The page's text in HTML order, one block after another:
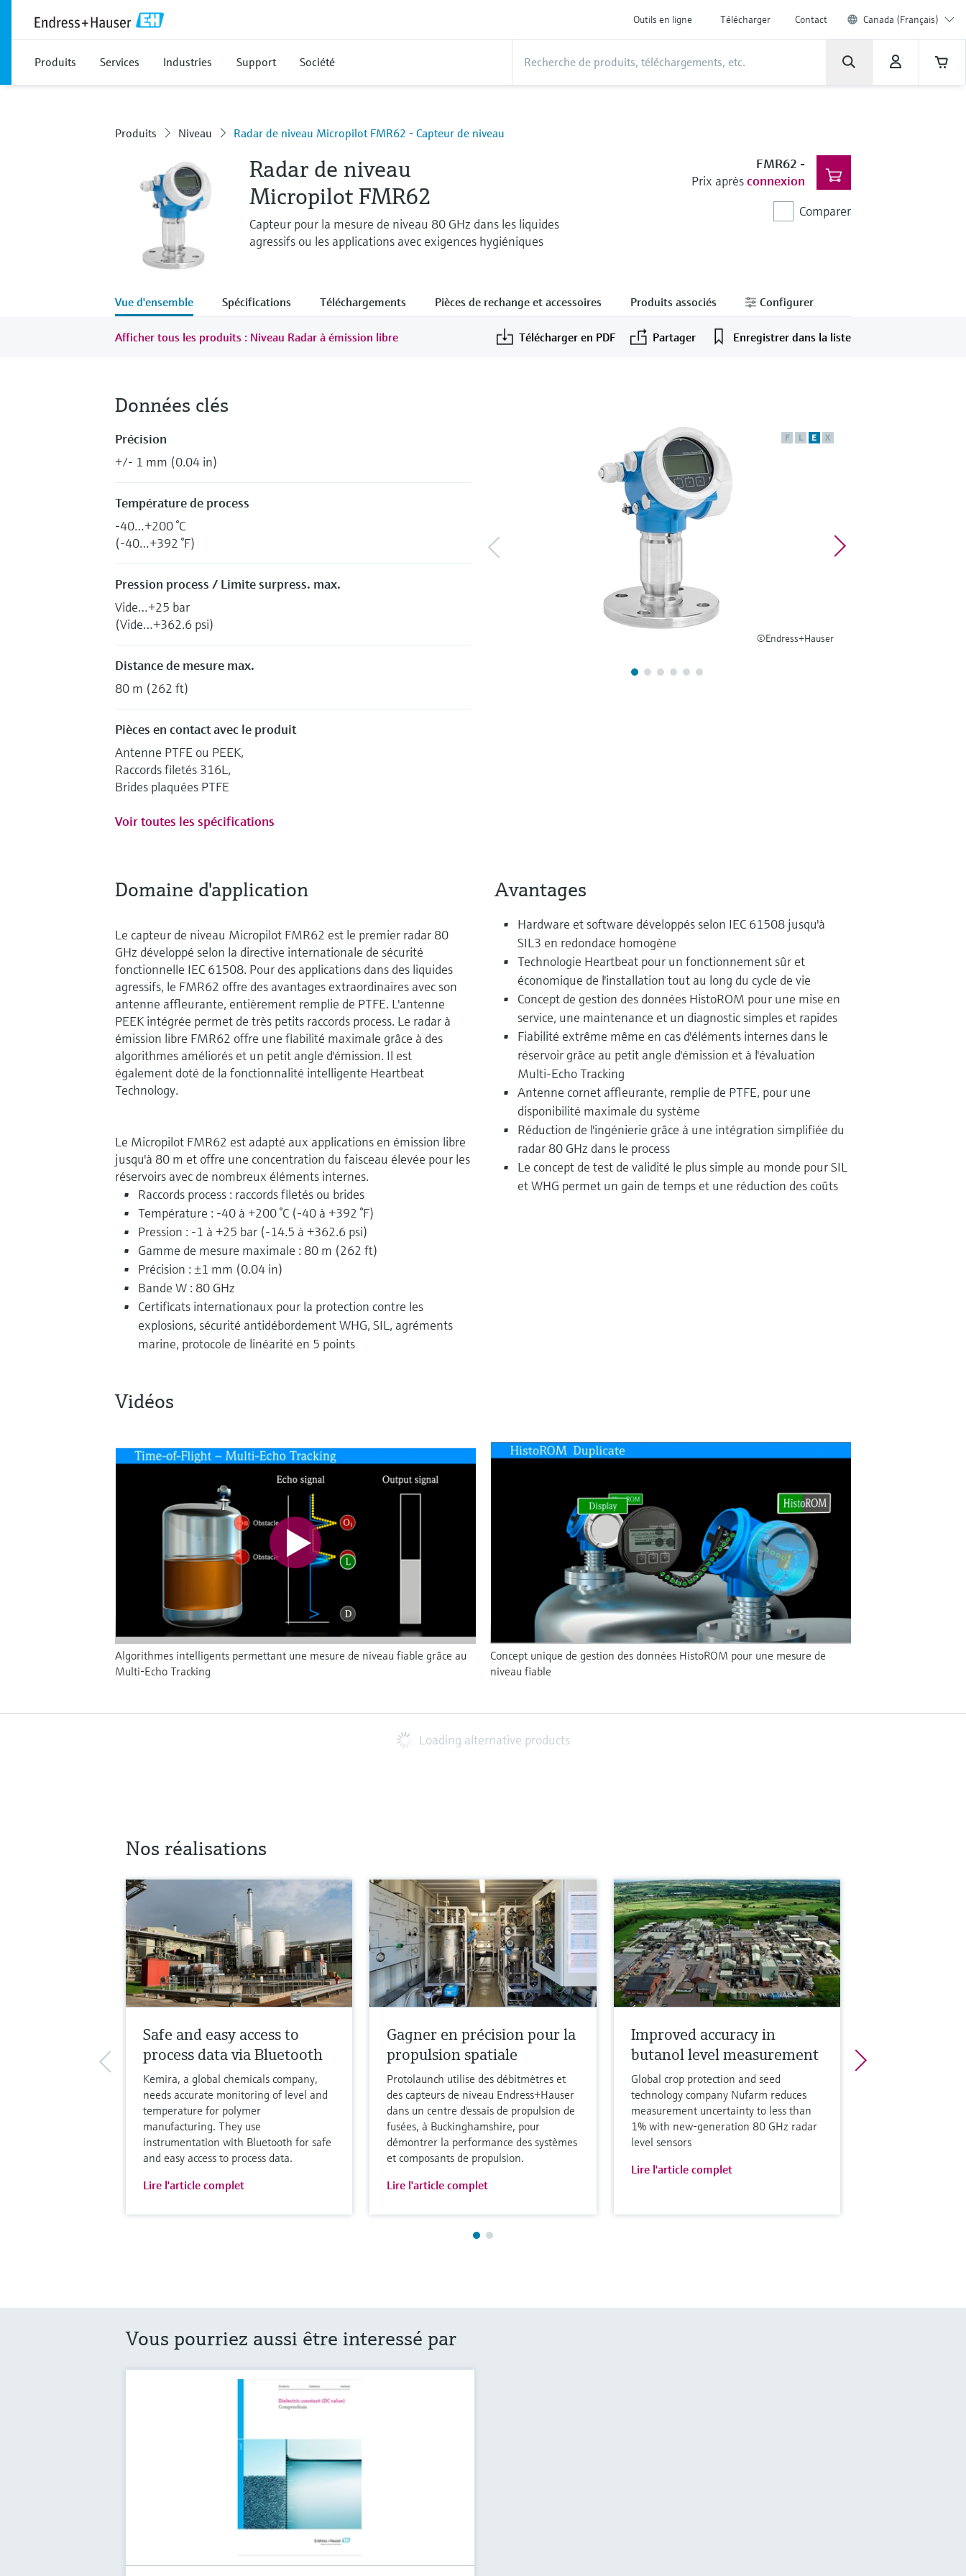
Outils en ligne Télécharger Contact Canada (Français)
Produits Services Industries Support Société
Produits Niveau Radar de niveau Micropilot FMR62 - Capteur de niveau
Radar de niveau
Micropilot FMR62
Capteur pour la mesure de niveau 80 GHz dans les liquides
agressifs ou les applications avec exigences hygiéniques
FMR62 -
Prix aprèsconnexion
Comparer
Vue d'ensemble Spécifications Téléchargements Pièces de rechange et accessoires Produits associés Configurer
Afficher tous les produits : Niveau Radar à émission libre Télécharger en PDF Partager Enregistrer dans la liste
F L E X
©Endress+Hauser
Données clés
Précision
+/- 1 mm (0.04 in)
Température de process
-40…+200 °C
(-40…+392 °F)
Pression process / Limite surpress. max.
Vide…+25 bar
(Vide…+362.6 psi)
Distance de mesure max.
80 m (262 ft)
Pièces en contact avec le produit
Antenne PTFE ou PEEK,
Raccords filetés 316L,
Brides plaquées PTFE
Voir toutes les spécifications
Domaine d'application
Le capteur de niveau Micropilot FMR62 est le premier radar 80
GHz développé selon la directive internationale de sécurité
fonctionnelle IEC 61508. Pour des applications dans des liquides
agressifs, le FMR62 offre des avantages extraordinaires avec son
antenne affleurante, entièrement remplie de PTFE. L'antenne
PEEK intégrée permet de très petits raccords process. Le radar à
émission libre FMR62 offre une fiabilité maximale grâce à des
algorithmes améliorés et un petit angle d'émission. Il est
également doté de la fonctionnalité intelligente Heartbeat
Technology.
Le Micropilot FMR62 est adapté aux applications en émission libre
jusqu'à 80 m et offre une concentration du faisceau élevée pour les
réservoirs avec de nombreux éléments internes.
Raccords process : raccords filetés ou brides
Température : -40 à +200 °C (-40 à +392 °F)
Pression : -1 à +25 bar (-14.5 à +362.6 psi)
Gamme de mesure maximale : 80 m (262 ft)
Précision : ±1 mm (0.04 in)
Bande W : 80 GHz
Certificats internationaux pour la protection contre les
explosions, sécurité antidébordement WHG, SIL, agréments
marine, protocole de linéarité en 5 points
Avantages
Hardware et software développés selon IEC 61508 jusqu'à
SIL3 en redondace homogène
Technologie Heartbeat pour un fonctionnement sûr et
économique de l'installation tout au long du cycle de vie
Concept de gestion des données HistoROM pour une mise en
service, une maintenance et un diagnostic simples et rapides
Fiabilité extrême même en cas d'éléments internes dans le
réservoir grâce au petit angle d'émission et à l'évaluation
Multi-Echo Tracking
Antenne cornet affleurante, remplie de PTFE, pour une
disponibilité maximale du système
Réduction de l'ingénierie grâce à une intégration simplifiée du
radar 80 GHz dans le process
Le concept de test de validité le plus simple au monde pour SIL
et WHG permet un gain de temps et une réduction des coûts
Vidéos
Algorithmes intelligents permettant une mesure de niveau fiable grâce au
Multi-Echo Tracking
Concept unique de gestion des données HistoROM pour une mesure de
niveau fiable
Loading alternative products
Nos réalisations
Safe and easy access to
process data via Bluetooth
Kemira, a global chemicals company,
needs accurate monitoring of level and
temperature for polymer
manufacturing. They use
instrumentation with Bluetooth for safe
and easy access to process data.
Lire l'article complet
Gagner en précision pour la
propulsion spatiale
Protolaunch utilise des débitmètres et
des capteurs de niveau Endress+Hauser
dans un centre d'essais de propulsion de
fusées, à Buckinghamshire, pour
démontrer la performance des systèmes
et composants de propulsion.
Lire l'article complet
Improved accuracy in
butanol level measurement
Global crop protection and seed
technology company Nufarm reduces
measurement uncertainty to less than
1% with new-generation 80 GHz radar
level sensors
Lire l'article complet
Vous pourriez aussi être interessé par